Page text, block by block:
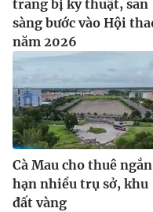
Ðiện thoại Thời báo VTV:
Email: toasoan@vtv.vn
Liên hệ quảng cáo:024-
trang bị kỹ thuật, sẵn
sàng bước vào Hội
năm 2026
Cà Mau cho thuê ngắn
hạn nhiều trụ sở, khu
đất vàng